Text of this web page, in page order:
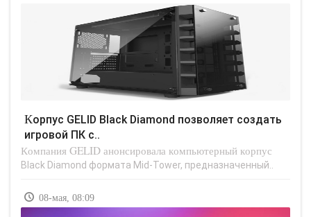
Корпус GELID Black Diamond позволяет создать
игровой ПК с..
Компания GELID анонсировала компьютерный корпус
Black Diamond формата Mid-Tower, предназначенный..
08-мая, 08:09